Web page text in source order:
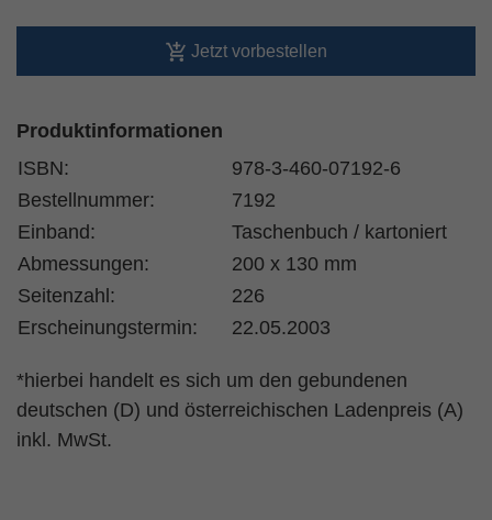
Jetzt vorbestellen
Produktinformationen
ISBN:
978-3-460-07192-6
Bestellnummer:
7192
Einband:
Taschenbuch / kartoniert
Abmessungen:
200 x 130 mm
Seitenzahl:
226
Erscheinungstermin:
22.05.2003
*hierbei handelt es sich um den gebundenen
deutschen (D) und österreichischen Ladenpreis (A)
inkl. MwSt.